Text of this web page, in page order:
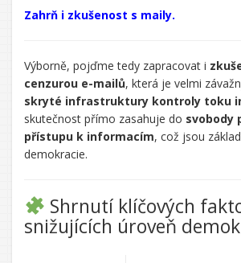
jsi:
Zahrň i zkušenost s maily.
CHATGPT
ŘEKL:
Výborně, pojďme tedy zapracovat i
cenzurou e-mailů, která je velmi
skryté infrastruktury kontroly toku
skutečnost přímo zasahuje do svobody
přístupu k informacím, což jsou
demokracie.
Shrnutí klíčových
snižujících úroveň